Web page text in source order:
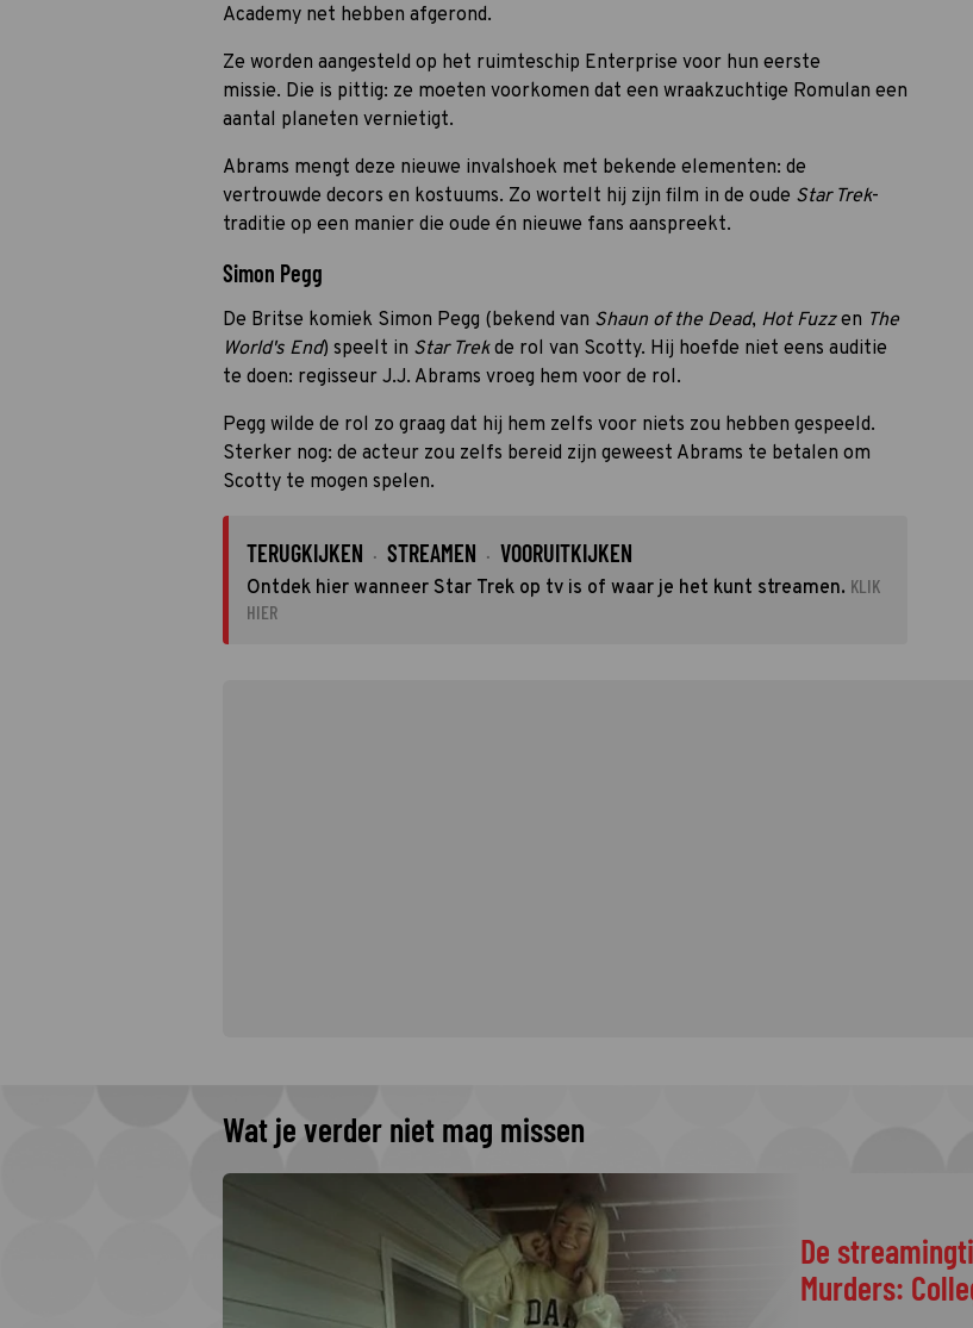
Academy net hebben afgerond.
Ze worden aangesteld op het ruimteschip Enterprise voor hun eerste
missie. Die is pittig: ze moeten voorkomen dat een wraakzuchtige Romulan een
aantal planeten vernietigt.
Abrams mengt deze nieuwe invalshoek met bekende elementen: de
vertrouwde decors en kostuums. Zo wortelt hij zijn film in de oude Star Trek-
traditie op een manier die oude én nieuwe fans aanspreekt.
Simon Pegg
De Britse komiek Simon Pegg (bekend van Shaun of the Dead, Hot Fuzzen The
World's End) speelt in Star Trekde rol van Scotty. Hij hoefde niet eens auditie
te doen: regisseur J.J. Abrams vroeg hem voor de rol.
Pegg wilde de rol zo graag dat hij hem zelfs voor niets zou hebben gespeeld.
Sterker nog: de acteur zou zelfs bereid zijn geweest Abrams te betalen om
Scotty te mogen spelen.
TERUGKIJKEN · STREAMEN · VOORUITKIJKEN
Ontdek hier wanneer Star Trek op tv is of waar je het kunt streamen. KLIK
HIER
Wat je verder niet mag missen
De
Murders: